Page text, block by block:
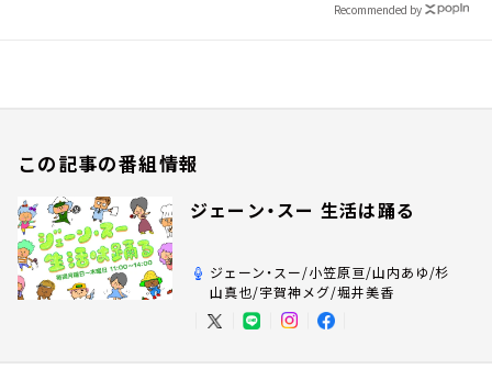
Recommended by
この記事の番組情報
ジェーン・スー 生活は踊る
ジェーン・スー/小笠原亘/山内あゆ/杉
山真也/宇賀神メグ/堀井美香